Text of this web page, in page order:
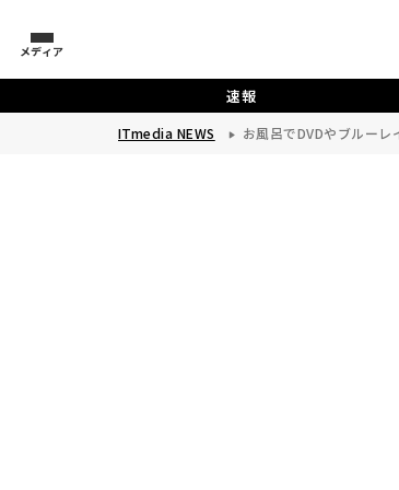
メディア
速報
ITmedia NEWS お風呂でDVDやブルーレ